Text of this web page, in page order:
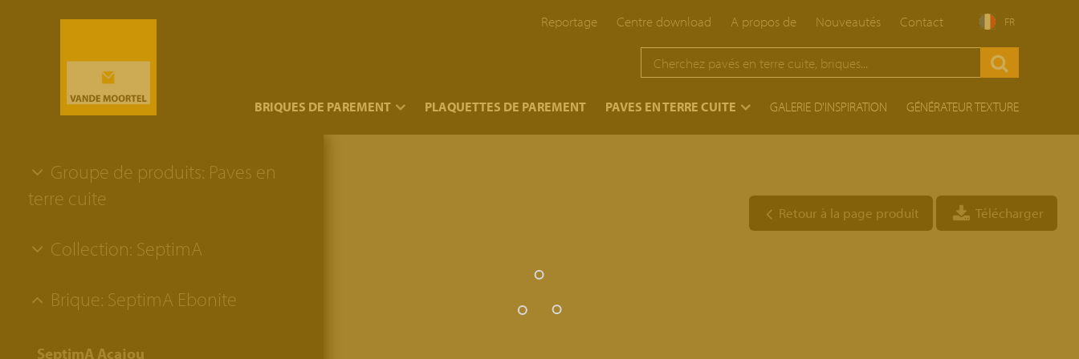
Reportage Centre download A propos de Nouveautés Contact FR
BRIQUES DE PAREMENT PLAQUETTES DE PAREMENT PAVES EN TERRE CUITE GALERIE D'INSPIRATION GÉNÉRATEUR TEXTURE
Groupe de produits: Paves en
terre cuite
Collection: SeptimA
Brique: SeptimA Ebonite
SeptimA Acajou
Retour à la page produit Télécharger